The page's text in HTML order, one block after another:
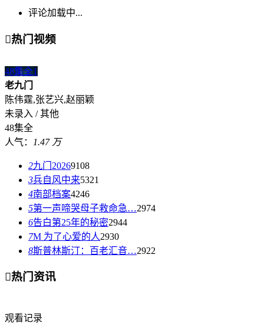
评论加载中...
热门视频
48集全1
老九门
陈伟霆,张艺兴,赵丽颖
未录入 / 其他
48集全
人气：
1.47 万
2九门20269108
3兵自风中来5321
4南部档案4246
5第一声啼哭母子救命急…2974
6告白第25年的秘密2944
7M 为了心爱的人2930
8斯普林斯汀：百老汇音…2922
热门资讯
观看记录